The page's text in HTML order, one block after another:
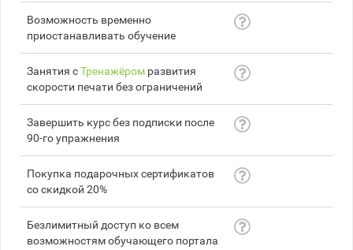
Возможность временно
приостанавливать обучение
Занятия сТренажёром развития
скорости печати без ограничений
Завершить курс без подписки после
90-го упражнения
Покупка подарочных сертификатов
со скидкой 20%
Безлимитный доступ ко всем
возможностям обучающего портала